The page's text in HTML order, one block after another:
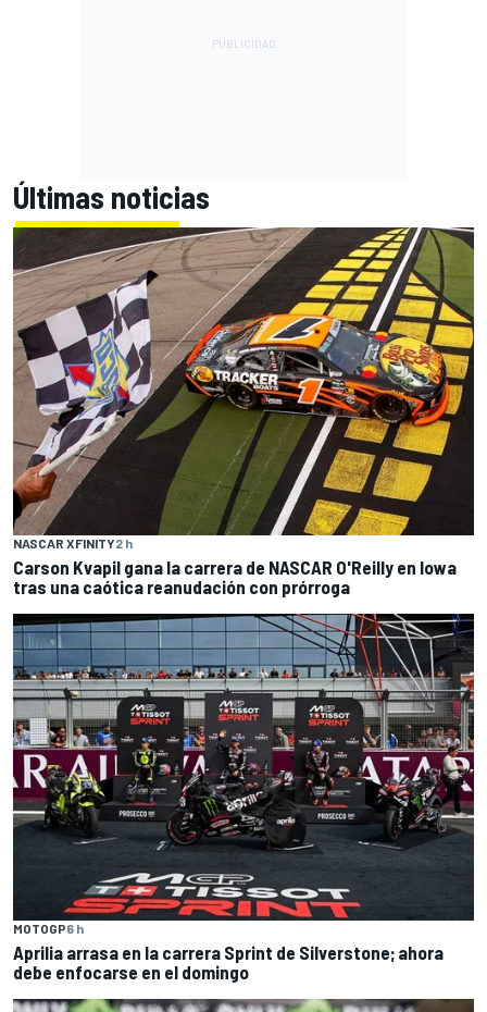
Últimas noticias
NASCAR XFINITY2 h
Carson Kvapil gana la carrera de NASCAR O'Reilly en Iowa
tras una caótica reanudación con prórroga
MOTOGP6 h
Aprilia arrasa en la carrera Sprint de Silverstone; ahora
debe enfocarse en el domingo